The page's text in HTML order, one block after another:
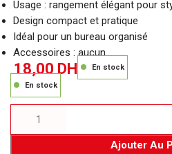
Usage : rangement élégant pour
Design compact et pratique
Idéal pour un bureau organisé
Accessoires : aucun.
18,00DH
En stock
En stock
Ajouter Au